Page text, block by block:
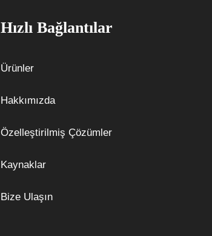
Hızlı Bağlantılar
Ürünler
Hakkımızda
Özelleştirilmiş Çözümler
Kaynaklar
Bize Ulaşın